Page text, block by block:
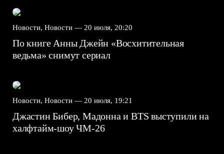
Новости, Новости — 20 июля, 20:20
По книге Анны Джейн «Восхитительная
ведьма» снимут сериал
Новости, Новости — 20 июля, 19:21
Джастин Бибер, Мадонна и BTS выступили на
халфтайм-шоу ЧМ-26